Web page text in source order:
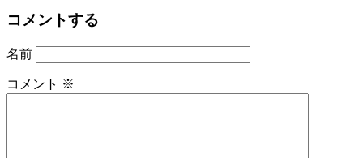
コメントする
名前
コメント ※